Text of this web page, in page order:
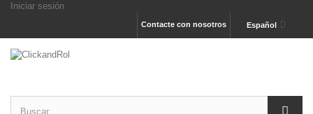
Iniciar sesión
Español
Contacte con nosotros